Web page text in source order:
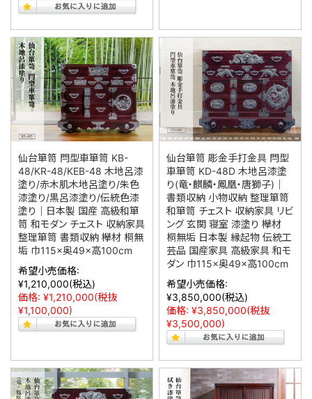
仙台箪笥 閂型車箪笥 KB-
48/KR-48/KEB-48 木地呂漆
塗り/赤木肌木地呂塗り/朱色
漆塗り/黒呂漆塗り/伝統色漆
塗り｜日本製 国産 高級和箪
笥 和モダン チェスト 収納家具
整理箪笥 書類収納 欅材 桐無
垢 巾115×奥49×高100cm
希望小売価格:
¥1,210,000(税込)
価格: ¥1,210,000(税抜
¥1,100,000)
仙台箪笥 彫金手打金具 閂型
車箪笥 KD-48D 木地呂漆塗
り(竜・麒麟・鳳凰・唐獅子)｜
書類収納 小物収納 整理箪笥
和箪笥 チェスト 収納家具 リビ
ング 玄関 寝室 漆塗り 欅材
桐無垢 日本製 縁起物 伝統工
芸品 国産家具 高級家具 和モ
ダン 巾115×奥49×高100cm
希望小売価格:
¥3,850,000(税込)
価格: ¥3,850,000(税抜
¥3,500,000)